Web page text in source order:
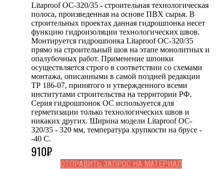
Litaproof OC-320/35 - строительная технологическая
полоса, произведенная на основе ПВХ сырья. В
строительных проектах данная гидрошпонка несет
функцию гидроизоляции технологических швов.
Монтируется гидрошпонка Litaproof OC-320/35
прямо на строительный шов на этапе монолитных и
опалубочных работ. Применение шпонки
осуществляется строго в соответствии со схемами
монтажа, описанными в самой поздней редакции
ТР 186-07, принятого и утвержденного всеми
институтами строительства на территории РФ.
Серия гидрошпонок OC используется для
герметизации только технологических швов и
никаких других. Ширина модели Litaproof OC-
320/35 - 320 мм, температура хрупкости на брусе -
-40 С.
910₽
ОТПРАВИТЬ ЗАПРОС НА МАТЕРИАЛ